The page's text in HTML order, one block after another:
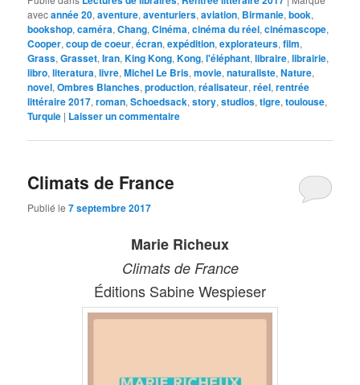
avecannée 20,aventure,aventuriers,aviation, Birmanie,book,
bookshop,caméra,Chang,Cinéma,cinéma du réel,cinémascope,
Cooper,coup de coeur,écran,expédition,explorateurs,film,
Grass,Grasset,Iran,King Kong,Kong,l'éléphant,libraire,librairie,
libro,literatura,livre,Michel Le Bris,movie,naturaliste,Nature,
novel,Ombres Blanches,production,réalisateur,réel,rentrée
littéraire 2017,roman,Schoedsack,story,studios,tigre,toulouse,
Turquie | Laisser un commentaire
Climats de France
Publié le7 septembre 2017
Marie Richeux
Climats de France
Éditions Sabine Wespieser